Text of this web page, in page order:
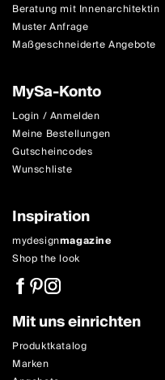
Beratung mit Innenarchitektin
Muster Anfrage
Maßgeschneiderte Angebote
MySa-Konto
Login / Anmelden
Meine Bestellungen
Gutscheincodes
Wunschliste
Inspiration
mydesignmagazine
Shop the look
Mit uns einrichten
Produktkatalog
Marken